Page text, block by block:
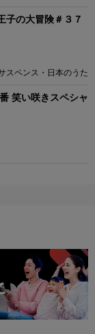
子の大冒険＃３７
ペンス・日本のうた
笑い咲きスペシャ